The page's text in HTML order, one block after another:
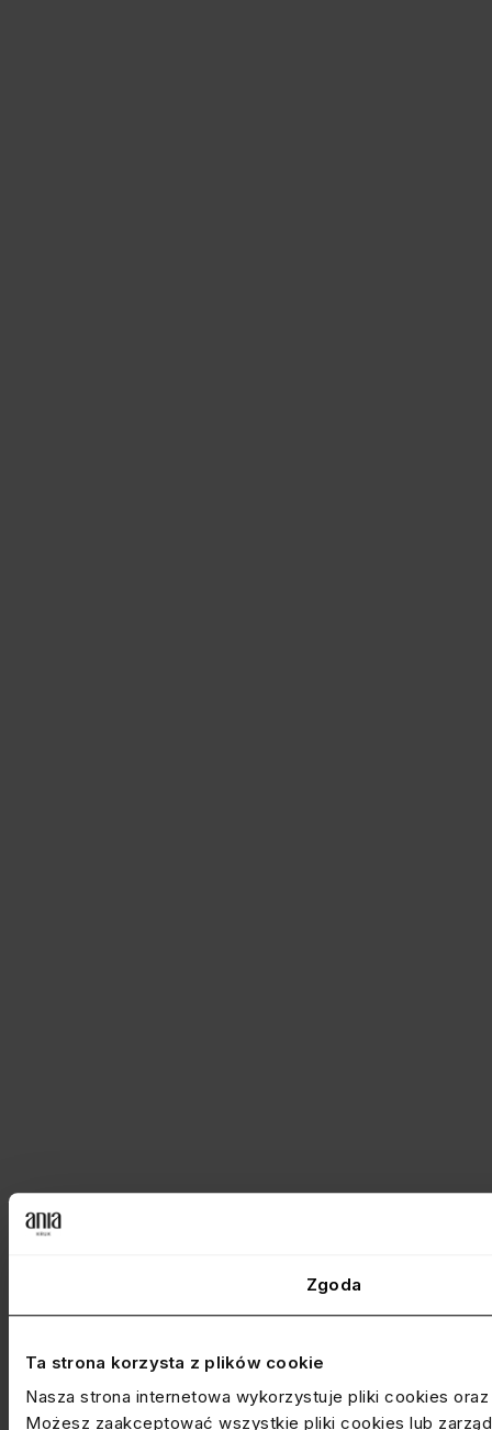
Zgoda
Ta strona korzysta z plików cookie
Nasza strona internetowa wykorzystuje pliki cookies
Możesz zaakceptować wszystkie pliki cookies lub